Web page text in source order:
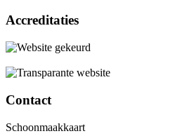
Accreditaties
Contact
Schoonmaakkaart